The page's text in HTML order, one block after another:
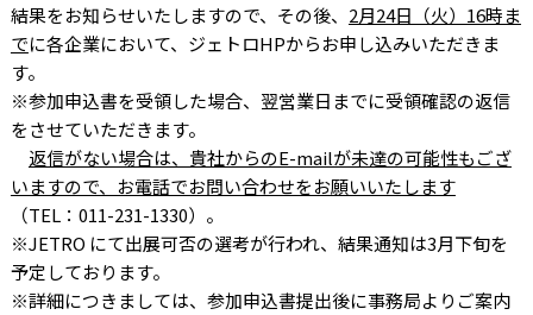
結果をお知らせいたしますので、その後、 2月24日（火）16時ま
でに各企業において、ジェトロHPからお申し込みいただきま
す。
※参加申込書を受領した場合、翌営業日までに受領確認の返信
をさせていただきます。
返信がない場合は、貴社からのE-mailが未達の可能性もござ
いますので、お電話でお問い合わせをお願いいたします
（TEL：011-231-1330）。
※JETRO にて出展可否の選考が行われ、結果通知は3月下旬を
予定しております。
※詳細につきましては、参加申込書提出後に事務局よりご案内